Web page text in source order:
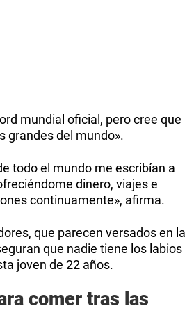
mundial oficial, pero cree que
grandes del mundo».
todo el mundo me escribían a
dinero, viajes e
continuamente», afirma.
que parecen versados en la
que nadie tiene los labios
joven de 22 años.
comer tras las